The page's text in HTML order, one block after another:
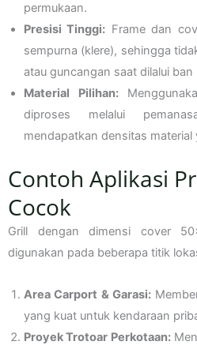
permukaan.
Presisi Tinggi: Frame dan
sempurna (klere), sehingga
atau guncangan saat dilalui ban
Material Pilihan:
diproses melalui
mendapatkan densitas material
Contoh Aplikasi
Cocok
Grill dengan dimensi cover
digunakan pada beberapa titik
Area Carport & Garasi:
yang kuat untuk kendaraan
Proyek Trotoar Perkotaan: